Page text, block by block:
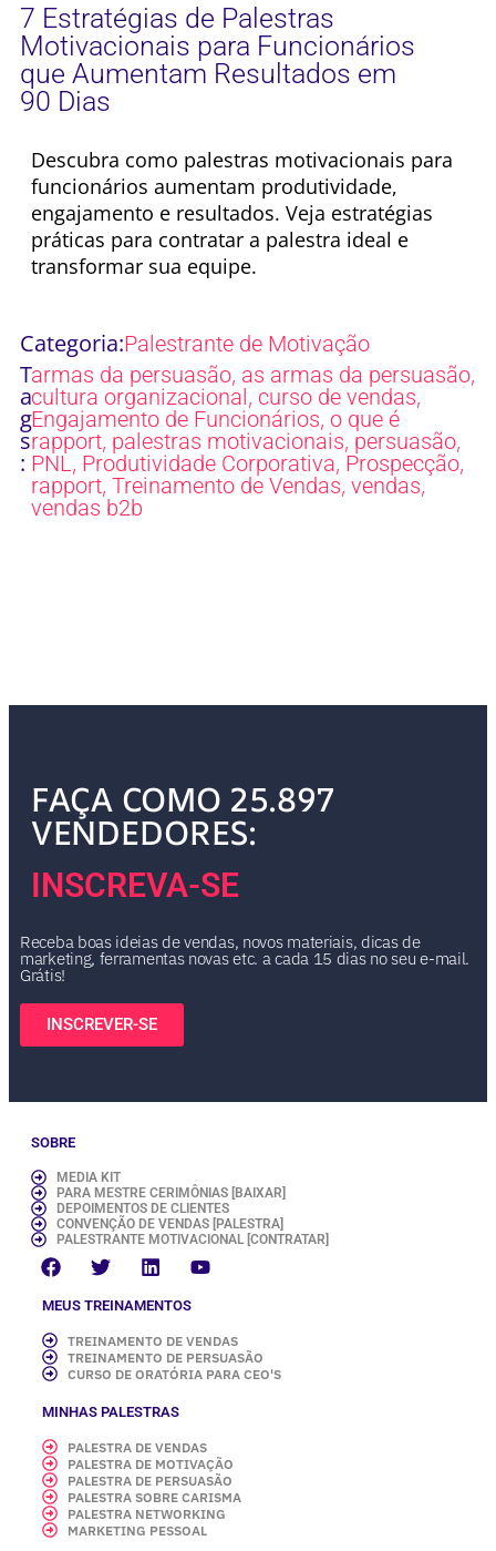
7 Estratégias de Palestras
Motivacionais para Funcionários
que Aumentam Resultados em
90 Dias
Descubra como palestras motivacionais para
funcionários aumentam produtividade,
engajamento e resultados. Veja estratégias
práticas para contratar a palestra ideal e
transformar sua equipe.
Categoria:Palestrante de Motivação
T
a
g
s
:
armas da persuasão, as armas da persuasão,
cultura organizacional, curso de vendas,
Engajamento de Funcionários, o que é
rapport, palestras motivacionais, persuasão,
PNL , Produtividade Corporativa, Prospecção,
rapport, Treinamento de Vendas, vendas,
vendas b2b
FAÇA COMO 25.897
VENDEDORES:
INSCREVA-SE
Receba boas ideias de vendas, novos materiais, dicas de
marketing, ferramentas novas etc. a cada 15 dias no seu e-mail.
Grátis!
INSCREVER-SE
SOBRE
MEDIA KIT
PARA MESTRE CERIMÔNIAS [BAIXAR]
DEPOIMENTOS DE CLIENTES
CONVENÇÃO DE VENDAS [PALESTRA]
PALESTRANTE MOTIVACIONAL [CONTRATAR]
MEUS TREINAMENTOS
TREINAMENTO DE VENDAS
TREINAMENTO DE PERSUASÃO
CURSO DE ORATÓRIA PARA CEO'S
MINHAS PALESTRAS
PALESTRA DE VENDAS
PALESTRA DE MOTIVAÇÃO
PALESTRA DE PERSUASÃO
PALESTRA SOBRE CARISMA
PALESTRA NETWORKING
MARKETING PESSOAL